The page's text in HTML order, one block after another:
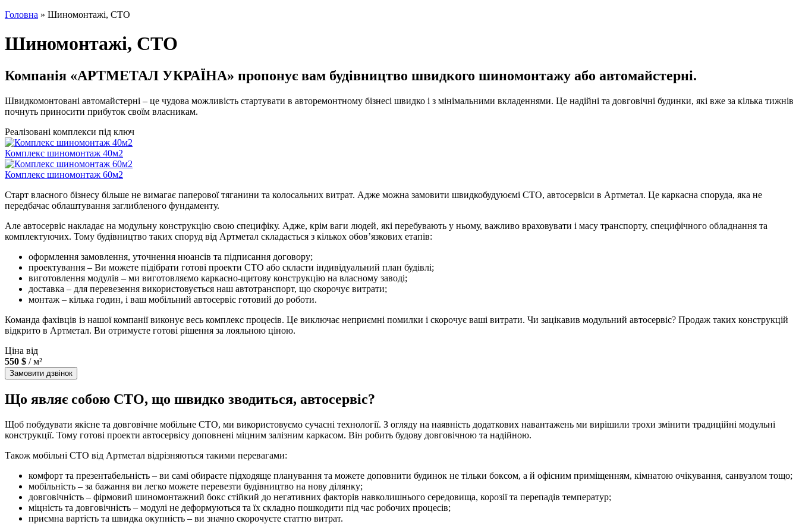
Головна » Шиномонтажі, СТО
Шиномонтажі, СТО
Компанія «АРТМЕТАЛ УКРАЇНА» пропонує вам будівництво швидкого шиномонтажу або автомайстерні.
Швидкомонтовані автомайстерні – це чудова можливість стартувати в авторемонтному бізнесі швидко і з мінімальними вкладеннями. Це надійні та довговічні будинки, які вже за кілька тижнів
почнуть приносити прибуток своїм власникам.
Реалізовані комплекси під ключ
Комплекс шиномонтаж 40м2
Комплекс шиномонтаж 60м2
Старт власного бізнесу більше не вимагає паперової тяганини та колосальних витрат. Адже можна замовити швидкобудуюємі СТО, автосервіси в Артметал. Це каркасна споруда, яка не
передбачає облаштування заглибленого фундаменту.
Але автосервіс накладає на модульну конструкцію свою специфіку. Адже, крім ваги людей, які перебувають у ньому, важливо враховувати і масу транспорту, специфічного обладнання та
комплектуючих. Тому будівництво таких споруд від Артметал складається з кількох обов’язкових етапів:
оформлення замовлення, уточнення нюансів та підписання договору;
проектування – Ви можете підібрати готові проекти СТО або скласти індивідуальний план будівлі;
виготовлення модулів – ми виготовляємо каркасно-щитову конструкцію на власному заводі;
доставка – для перевезення використовується наш автотранспорт, що скорочує витрати;
монтаж – кілька годин, і ваш мобільний автосервіс готовий до роботи.
Команда фахівців із нашої компанії виконує весь комплекс процесів. Це виключає неприємні помилки і скорочує ваші витрати. Чи зацікавив модульний автосервіс? Продаж таких конструкцій
відкрито в Артметал. Ви отримуєте готові рішення за лояльною ціною.
Ціна від
550 $ / м²
Замовити дзвінок
Що являє собою СТО, що швидко зводиться, автосервіс?
Щоб побудувати якісне та довговічне мобільне СТО, ми використовуємо сучасні технології. З огляду на наявність додаткових навантажень ми вирішили трохи змінити традиційні модульні
конструкції. Тому готові проекти автосервісу доповнені міцним залізним каркасом. Він робить будову довговічною та надійною.
Також мобільні СТО від Артметал відрізняються такими перевагами:
комфорт та презентабельність – ви самі обираєте підходяще планування та можете доповнити будинок не тільки боксом, а й офісним приміщенням, кімнатою очікування, санвузлом тощо;
мобільність – за бажання ви легко можете перевезти будівництво на нову ділянку;
довговічність – фірмовий шиномонтажний бокс стійкий до негативних факторів навколишнього середовища, корозії та перепадів температур;
міцність та довговічність – модулі не деформуються та їх складно пошкодити під час робочих процесів;
приємна вартість та швидка окупність – ви значно скорочуєте статтю витрат.